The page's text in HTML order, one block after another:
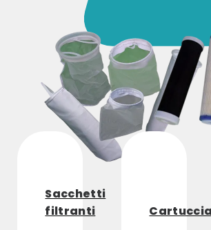
Sacchetti
filtranti
Cartuccia